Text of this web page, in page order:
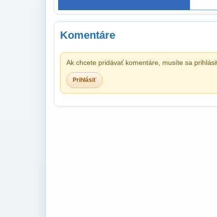
Komentáre
Ak chcete pridávať komentáre, musíte sa
Prihlásiť